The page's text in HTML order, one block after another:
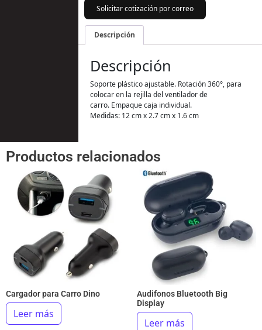
Solicitar cotización por correo
Descripción
Descripción
Soporte plástico ajustable. Rotación 360°, para
colocar en la rejilla del ventilador de
carro. Empaque caja individual.
Medidas: 12 cm x 2.7 cm x 1.6 cm
Productos relacionados
Cargador para Carro Dino
Leer más
Audifonos Bluetooth Big
Display
Leer más